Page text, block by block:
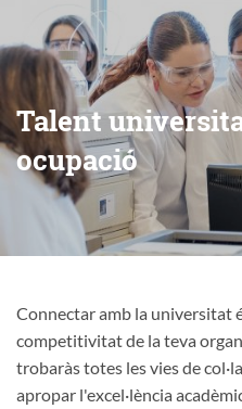
Talent
ocupació
Connectar amb la universitat
competitivitat de la teva
trobaràs totes les vies de
apropar l'excel·lència